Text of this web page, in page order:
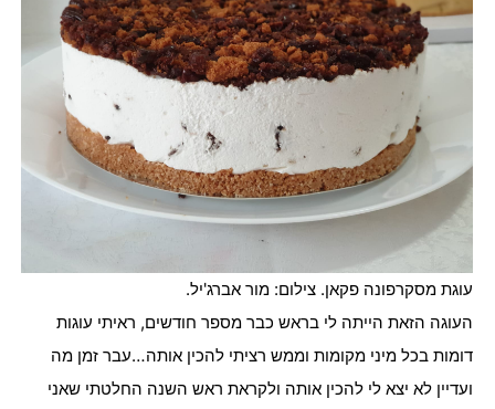
עוגת מסקרפונה פקאן. צילום: מור אברג'יל.
העוגה הזאת הייתה לי בראש כבר מספר חודשים, ראיתי עוגות
דומות בכל מיני מקומות וממש רציתי להכין אותה…עבר זמן מה
ועדיין לא יצא לי להכין אותה ולקראת ראש השנה החלטתי שאני